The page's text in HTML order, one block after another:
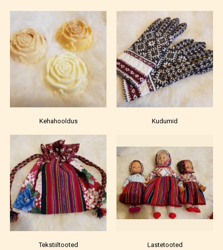
Kehahooldus Kudumid
Tekstiiltooted Lastetooted